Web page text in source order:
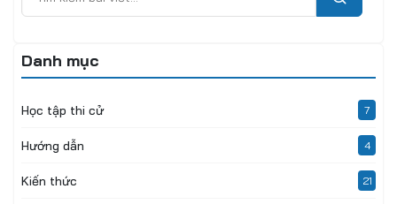
Danh mục
Học tập thi cử 7
Hướng dẫn 4
Kiến thức 21